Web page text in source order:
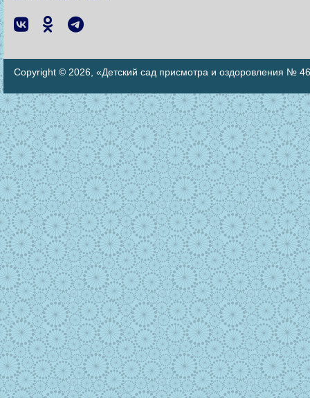
Copyright © 2026, «Детский сад присмотра и оздоровления №